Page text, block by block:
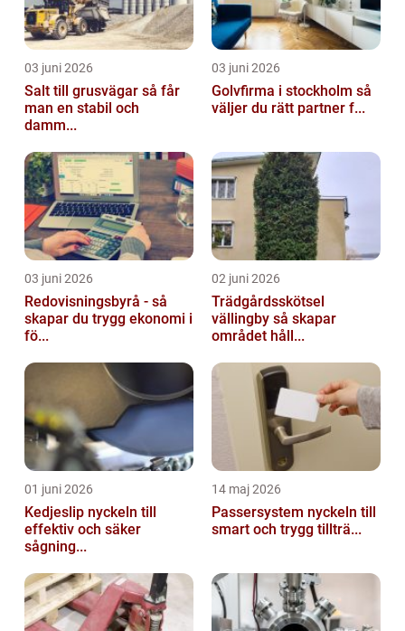
03 juni 2026
Salt till grusvägar så får
man en stabil och
damm...
03 juni 2026
Golvfirma i stockholm så
väljer du rätt partner f...
03 juni 2026
Redovisningsbyrå - så
skapar du trygg ekonomi i
fö...
02 juni 2026
Trädgårdsskötsel
vällingby så skapar
området håll...
01 juni 2026
Kedjeslip nyckeln till
effektiv och säker
sågning...
14 maj 2026
Passersystem nyckeln till
smart och trygg tillträ...